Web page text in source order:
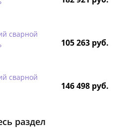
сварной
105 263 руб.
сварной
146 498 руб.
раздел